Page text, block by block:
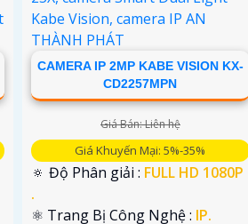
CAMERA IP 2MP KABE VISION KX-
CD2257MPN
Giá Bán: Liên hệ
Giá Khuyến Mại: 5%-35%
🔅 Độ Phân giải : FULL HD 1080P
.
⚛️ Trang Bị Công Nghệ : IP.